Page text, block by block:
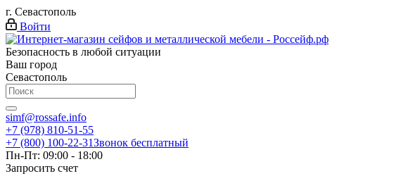
г. Севастополь
Войти
Безопасность в любой ситуации
Ваш город
Севастополь
simf@rossafe.info
+7 (978) 810-51-55
+7 (800) 100-22-31Звонок бесплатный
Пн-Пт: 09:00 - 18:00
Запросить счет